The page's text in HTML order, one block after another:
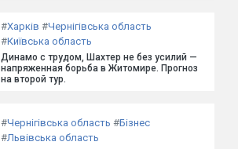
#Харків #Чернігівська область
#Київська область
Динамо с трудом, Шахтер не без усилий —
напряженная борьба в Житомире. Прогноз
на второй тур.
#Чернігівська область #Бізнес
#Львівська область